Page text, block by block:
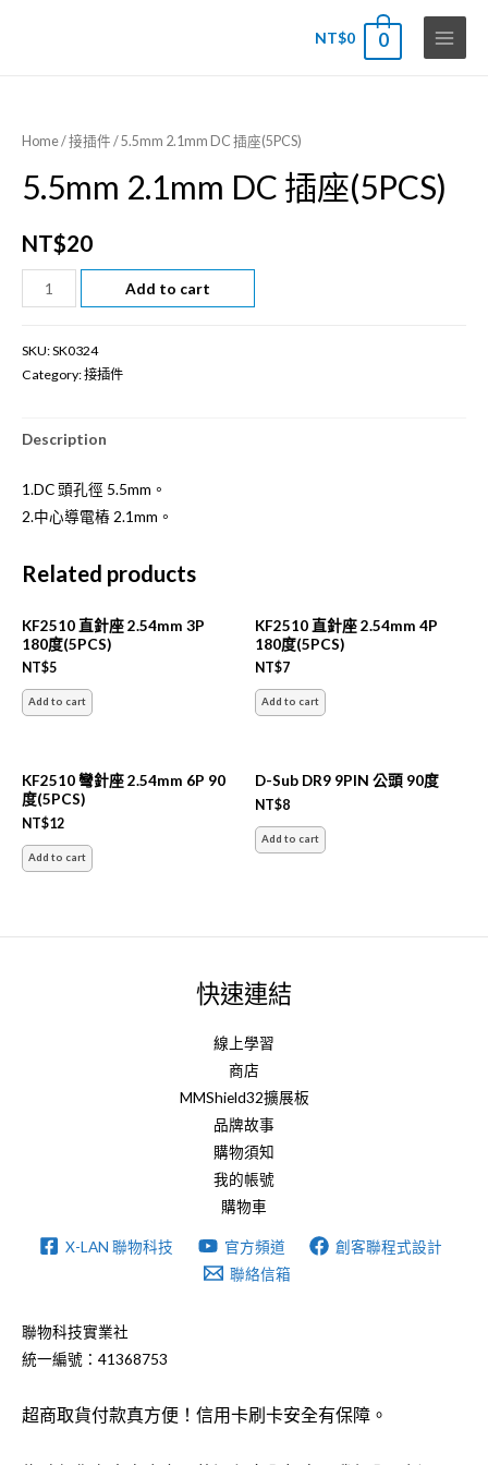
NT$0 0
Main
Home/接插件 / 5.5mm 2.1mm DC 插座(5PCS)
5.5mm 2.1mm DC 插座(5PCS)
NT$20
5.5mm
2.1mm
quantity
Add to cart
SKU:SK0324
Category:接插件
Description
1.DC 頭孔徑 5.5mm。
2.中心導電樁 2.1mm。
Related products
KF2510 直針座 2.54mm 3P
180度(5PCS)
NT$5
Add to cart
KF2510 直針座 2.54mm 4P
180度(5PCS)
NT$7
Add to cart
KF2510 彎針座 2.54mm 6P 90
度(5PCS)
NT$12
Add to cart
D-Sub DR9 9PIN 公頭 90度
NT$8
Add to cart
快速連結
線上學習
商店
MMShield32擴展板
品牌故事
購物須知
我的帳號
購物車
X-LAN 聯物科技 官方頻道
創客聯程式設計
聯絡信箱
聯物科技實業社
統一編號：41368753
超商取貨付款真方便！信用卡刷卡安全有保障。